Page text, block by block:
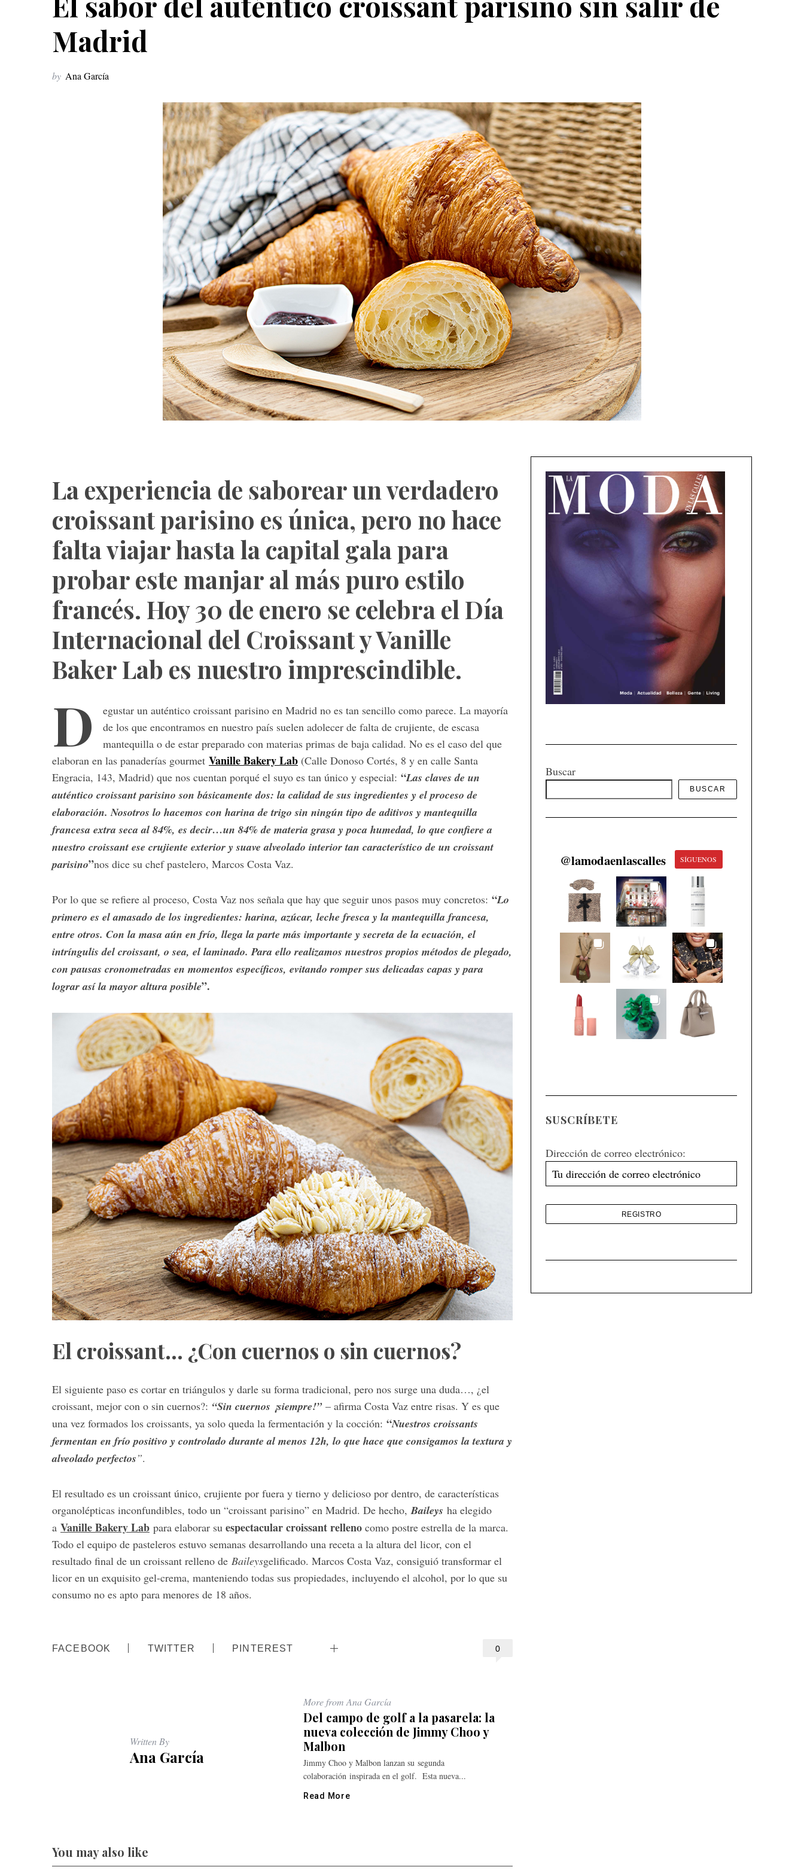
Madrid
by Ana García
La experiencia de saborear un verdadero
croissant parisino es única, pero no hace
falta viajar hasta la capital gala para
probar este manjar al más puro estilo
francés. Hoy 30 de enero se celebra el Día
Internacional del Croissant y Vanille
Baker Lab es nuestro imprescindible.
D
egustar un auténtico croissant parisino en Madrid no es tan sencillo como parece. La mayoría
de los que encontramos en nuestro país suelen adolecer de falta de crujiente, de escasa
mantequilla o de estar preparado con materias primas de baja calidad. No es el caso del que
elaboran en las panaderías gourmet Vanille Bakery Lab (Calle Donoso Cortés, 8 y en calle Santa
Engracia, 143, Madrid) que nos cuentan porqué el suyo es tan único y especial: “Las claves de un
auténtico croissant parisino son básicamente dos: la calidad de sus ingredientes y el proceso de
elaboración. Nosotros lo hacemos con harina de trigo sin ningún tipo de aditivos y mantequilla
francesa extra seca al 84%, es decir…un 84% de materia grasa y poca humedad, lo que confiere a
nuestro croissant ese crujiente exterior y suave alveolado interior tan característico de un croissant
parisino”nos dice su chef pastelero, Marcos Costa Vaz.
Por lo que se refiere al proceso, Costa Vaz nos señala que hay que seguir unos pasos muy concretos: “Lo
primero es el amasado de los ingredientes: harina, azúcar, leche fresca y la mantequilla francesa,
entre otros. Con la masa aún en frío, llega la parte más importante y secreta de la ecuación, el
intríngulis del croissant, o sea, el laminado. Para ello realizamos nuestros propios métodos de plegado,
con pausas cronometradas en momentos específicos, evitando romper sus delicadas capas y para
lograr así la mayor altura posible”.
El croissant… ¿Con cuernos o sin cuernos?
El siguiente paso es cortar en triángulos y darle su forma tradicional, pero nos surge una duda…, ¿el
croissant, mejor con o sin cuernos?: “Sin cuernos ¡siempre!”– afirma Costa Vaz entre risas. Y es que
una vez formados los croissants, ya solo queda la fermentación y la cocción: “Nuestros croissants
fermentan en frío positivo y controlado durante al menos 12h, lo que hace que consigamos la textura y
alveolado perfectos”.
El resultado es un croissant único, crujiente por fuera y tierno y delicioso por dentro, de características
organolépticas inconfundibles, todo un “croissant parisino” en Madrid. De hecho,Baileys ha elegido
a Vanille Bakery Lab para elaborar su espectacular croissant relleno como postre estrella de la marca.
Todo el equipo de pasteleros estuvo semanas desarrollando una receta a la altura del licor, con el
resultado final de un croissant relleno de Baileysgelificado. Marcos Costa Vaz, consiguió transformar el
licor en un exquisito gel-crema, manteniendo todas sus propiedades, incluyendo el alcohol, por lo que su
consumo no es apto para menores de 18 años.
0
FACEBOOK TWITTER PINTEREST
Written By
Ana García
More from Ana García
Del campo de golf a la pasarela: la
nueva colección de Jimmy Choo y
Malbon
Jimmy Choo y Malbon lanzan su segunda
colaboración inspirada en el golf. Esta nueva...
Read More
You may also like
Buscar
BUSCAR
@lamodaenlascalles SÍGUENOS
SUSCRÍBETE
Dirección de correo electrónico:
S
r
c
h
o
r
: